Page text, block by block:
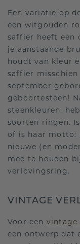
Een variatie op
een witgouden
saffier heeft een
je aanstaande
houdt van kleur
saffier misschien
september
geboortesteen!
steenkleuren,
soorten ringen.
of is haar motto:
nieuwe (en
mee te houden
verlovingsring.
VINTAGE
Voor een vintage
een ontwerp dat